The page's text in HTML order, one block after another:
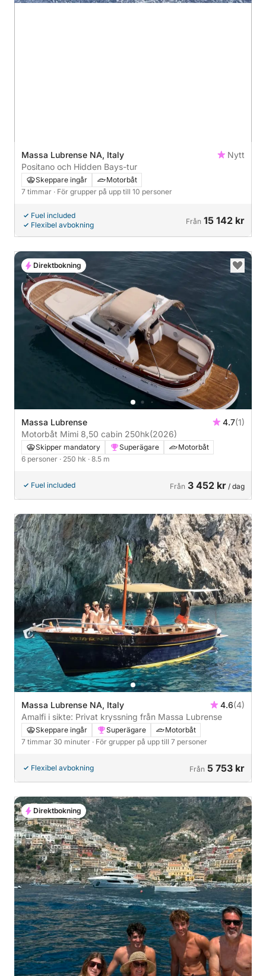
Massa Lubrense NA, Italy
Nytt
Positano och Hidden Bays-tur
Skeppare ingår
Motorbåt
7 timmar · För grupper på upp till 10 personer
Fuel included
Flexibel avbokning
Från 15 142 kr
Massa Lubrense 4.7(1)
Motorbåt Mimi 8,50 cabin 250hk(2026)
Skipper mandatory Superägare
Motorbåt
6 personer · 250 hk · 8.5 m
Fuel included Från 3 452 kr / dag
Direktbokning
Massa Lubrense NA, Italy 4.6(4)
Amalfi i sikte: Privat kryssning från Massa Lubrense
Skeppare ingår Superägare
Motorbåt
7 timmar 30 minuter · För grupper på upp till 7 personer
Flexibel avbokning Från 5 753 kr
Direktbokning